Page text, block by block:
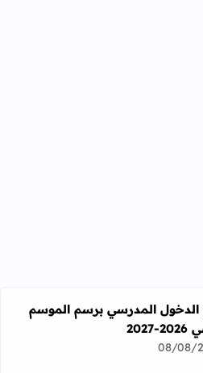
الدخول المدرسي برسم الموسم الدراسي 2026-
الدخول المدرسي برسم الموسم
08/08/